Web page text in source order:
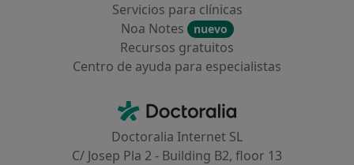
Servicios para clínicas
Noa Notes
nuevo
Recursos gratuitos
Centro de ayuda para especialistas
Doctoralia - Página de inicio
Doctoralia Internet SL
C/ Josep Pla 2 - Building B2, floor 13